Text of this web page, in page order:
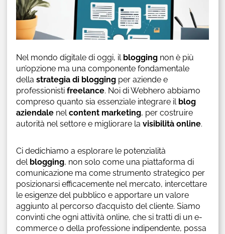
Nel mondo digitale di oggi, il bloggingnon è più
un’opzione ma una componente fondamentale
della strategia di bloggingper aziende e
professionisti freelance. Noi di Webhero abbiamo
compreso quanto sia essenziale integrare il blog
aziendalenelcontent marketing, per costruire
autorità nel settore e migliorare la visibilità online.
Ci dedichiamo a esplorare le potenzialità
del blogging, non solo come una piattaforma di
comunicazione ma come strumento strategico per
posizionarsi efficacemente nel mercato, intercettare
le esigenze del pubblico e apportare un valore
aggiunto al percorso d’acquisto del cliente. Siamo
convinti che ogni attività online, che si tratti di un e-
commerce o della professione indipendente, possa